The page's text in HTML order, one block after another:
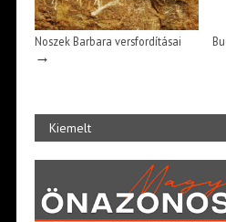
Noszek Barbara versfordításai
→
Kiemelt